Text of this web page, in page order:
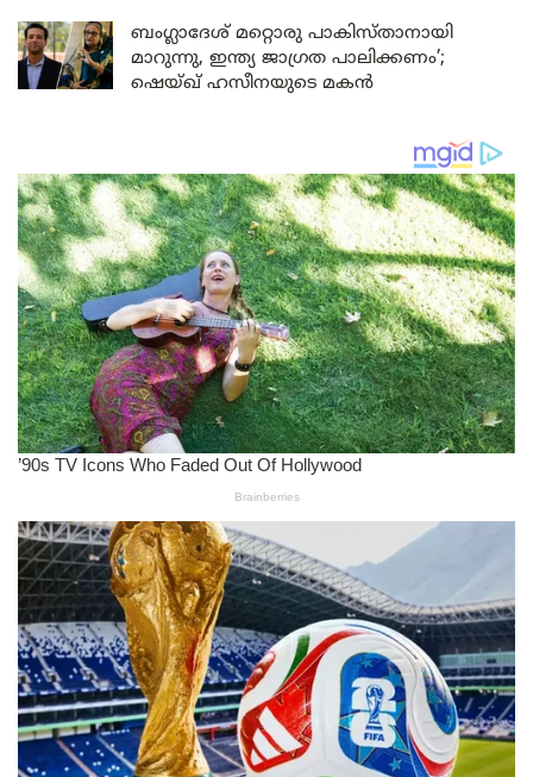
ബംഗ്ലാദേശ് മറ്റൊരു പാകിസ്താനായി
മാറുന്നു, ഇന്ത്യ ജാഗ്രത പാലിക്കണം’;
ഷെയ്ഖ് ഹസീനയുടെ മകൻ